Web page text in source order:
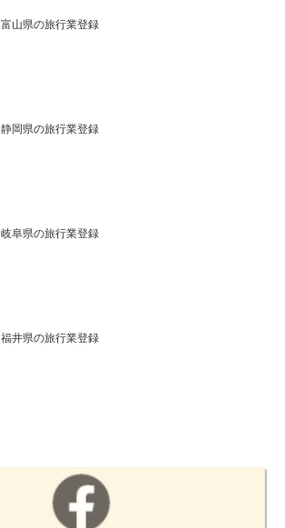
富山県の旅行業登録
静岡県の旅行業登録
岐阜県の旅行業登録
福井県の旅行業登録